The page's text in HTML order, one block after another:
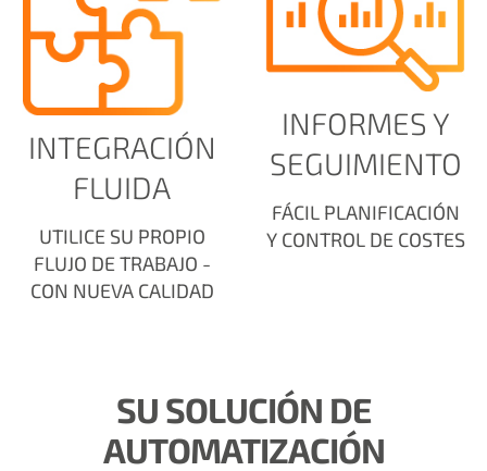
INTEGRACIÓN
FLUIDA
UTILICE SU PROPIO
FLUJO DE TRABAJO -
CON NUEVA CALIDAD
INFORMES Y
SEGUIMIENTO
FÁCIL PLANIFICACIÓN
Y CONTROL DE COSTES
SU SOLUCIÓN DE
AUTOMATIZACIÓN